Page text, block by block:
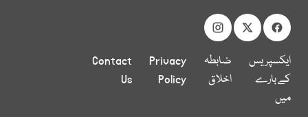
ایکسپریس
کے بارے
میں
ضابطہ
اخلاق
Privacy
Policy
Contact
Us